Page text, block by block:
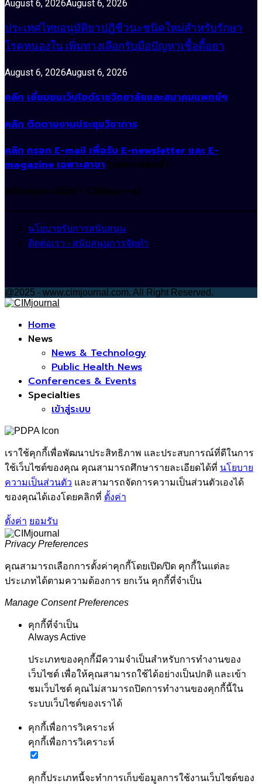
August 6, 2026August 6, 2026
ประเทศไทยอนุมัติยาปฏิชีวนะชนิดใหม่สำหรับรักษา
โรคหนองใน เพิ่มทางเลือกรับมือปัญหาเชื้อดื้อยา
August 6, 2026August 6, 2026
คลิก เยี่ยมชมเว็บไซต์ราชวิทยาลัยและสมาคมแพทย์ฯ
คลิก ติดตามงานประชุมวิชาการ
คลิก กรอก E-mail เพื่อรับ E-newsletter และ E-
magazine เฉพาะสาขา (เฉพาะแพทย์)
สนับสนุนการจัดทำ CIMjournal
นโยบายรับการสนับสนุน
ติดต่อเรา - สนับสนุนการจัดทำ
@2025 - www.cimjournal.com. All Right Reserved.
Home
News
News & Technology
Public Health News
Conferences & Events
Specialties
เข้าสู่ระบบ
เราใช้คุกกี้เพื่อพัฒนาประสิทธิภาพ และประสบการณ์ที่ดีในการ
ใช้เว็บไซต์ของคุณ คุณสามารถศึกษารายละเอียดได้ที่ นโยบาย
ความเป็นส่วนตัว และสามารถจัดการความเป็นส่วนตัวเองได้
ของคุณได้เองโดยคลิกที่ ตั้งค่า
ตั้งค่า ยอมรับ
Privacy Preferences
คุณสามารถเลือกการตั้งค่าคุกกี้โดยเปิด/ปิด คุกกี้ในแต่ละ
ประเภทได้ตามความต้องการ ยกเว้น คุกกี้ที่จำเป็น
Manage Consent Preferences
คุกกี้ที่จำเป็น
Always Active
ประเภทของคุกกี้มีความจำเป็นสำหรับการทำงานของ
เว็บไซต์ เพื่อให้คุณสามารถใช้ได้อย่างเป็นปกติ และเข้า
ชมเว็บไซต์ คุณไม่สามารถปิดการทำงานของคุกกี้นี้ใน
ระบบเว็บไซต์ของเราได้
คุกกี้เพื่อการวิเคราะห์
คุกกี้เพื่อการวิเคราะห์
คุกกี้ประเภทนี้จะทำการเก็บข้อมูลการใช้งานเว็บไซต์ของ